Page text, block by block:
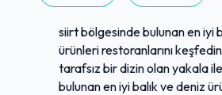
siirt bölgesinde bulunan en iyi
ürünleri restoranlarını
tarafsız bir dizin olan yakala
bulunan en iyi balık ve deniz